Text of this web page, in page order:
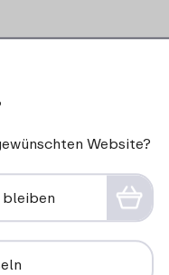
Website?
bleiben